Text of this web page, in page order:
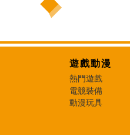
遊戲動漫
熱門遊戲
電競裝備
動漫玩具